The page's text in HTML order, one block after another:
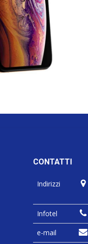
CONTATTI
Indirizzi
Infotel
e-mail